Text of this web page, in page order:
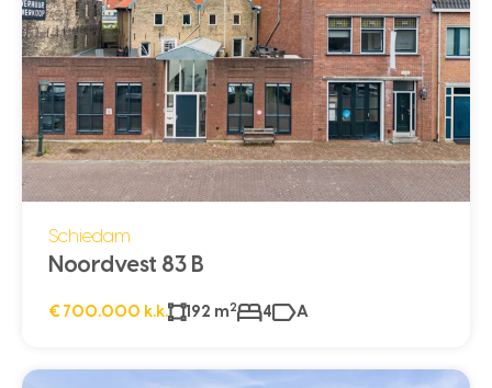
Schiedam
Noordvest 83 B
€ 700.000 k.k. 192 m2 4 A